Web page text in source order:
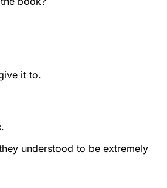
it to.
understood to be extremely